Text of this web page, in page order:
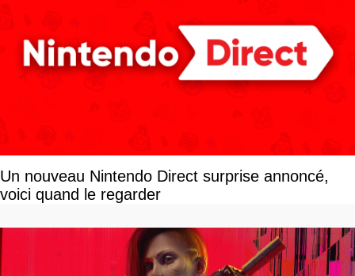
Un nouveau Nintendo Direct surprise annoncé,
voici quand le regarder